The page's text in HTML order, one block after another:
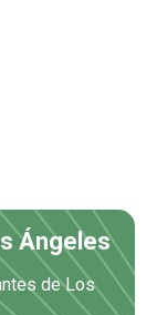
Ángeles
de Los